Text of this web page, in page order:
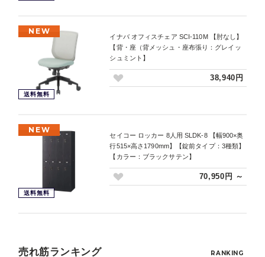
NEW
送料無料
イナバ オフィスチェア SCI-110M 【肘なし】
【背・座（背メッシュ・座布張り：グレイッ
シュミント】
38,940円
NEW
送料無料
セイコー ロッカー 8人用 SLDK-8 【幅900×奥
行515×高さ1790mm】【錠前タイプ：3種類】
【カラー：ブラックサテン】
70,950円 ～
売れ筋ランキング RANKING